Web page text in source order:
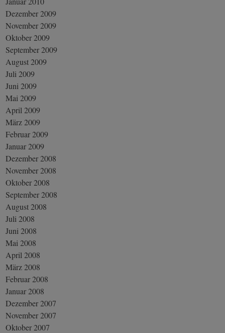
Dezember 2009
November 2009
Oktober 2009
September 2009
August 2009
Juli 2009
Juni 2009
Mai 2009
April 2009
März 2009
Februar 2009
Januar 2009
Dezember 2008
November 2008
Oktober 2008
September 2008
August 2008
Juli 2008
Juni 2008
Mai 2008
April 2008
März 2008
Februar 2008
Januar 2008
Dezember 2007
November 2007
Oktober 2007